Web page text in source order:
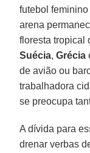
futebol
arena
floresta tropical
Suécia,Grécia
de avião ou
trabalhadora
se preocupa
A dívida para
drenar verbas